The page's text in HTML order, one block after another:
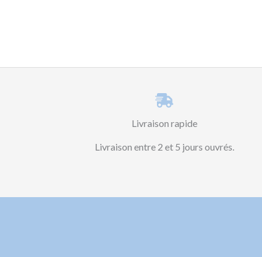
Livraison rapide
Livraison entre 2 et 5 jours ouvrés.